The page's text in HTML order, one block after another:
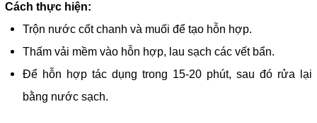
Cách thực hiện:
Trộn nước cốt chanh và muối để tạo hỗn hợp.
Thấm vải mềm vào hỗn hợp, lau sạch các vết bẩn.
Để hỗn hợp tác dụng trong 15-20 phút, sau đó rửa lại
bằng nước sạch.